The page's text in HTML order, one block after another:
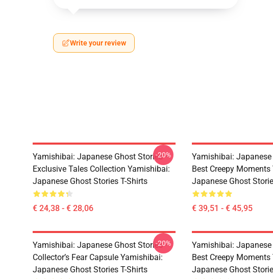
Write your review
Yamishibai: Japanese Ghost Stories –
Exclusive Tales Collection Yamishibai:
Japanese Ghost Stories T-Shirts
€ 24,38 - € 28,06
-20%
Yamishibai:
Best Creepy
Japanese Ghost
€ 39,51 - € 45,95
Yamishibai: Japanese Ghost Stories –
Collector’s Fear Capsule Yamishibai:
Japanese Ghost Stories T-Shirts
-20%
Yamishibai:
Best Creepy
Japanese Ghost